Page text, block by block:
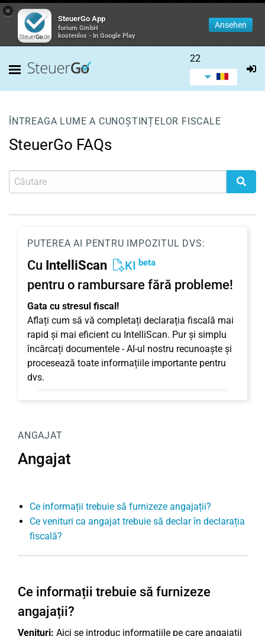
×
SteuerGo App
forium GmbH
kostenlos - In Google Play
Ansehen
22
ÎNTREAGA LUME A CUNOȘTINȚELOR FISCALE
SteuerGo FAQs
PUTEREA AI PENTRU IMPOZITUL DVS:
Cu IntelliScan KI beta
pentru o rambursare fără probleme!
Gata cu stresul fiscal!
Aflați cum să vă completați declarația fiscală mai
rapid și mai eficient cu IntelliScan. Pur și simplu
încărcați documentele - AI-ul nostru recunoaște și
procesează toate informațiile importante pentru
dvs.
ANGAJAT
Angajat
Ce informații trebuie să furnizeze angajații?
Ce venituri ca angajat trebuie să declar în declarația
fiscală?
Ce informații trebuie să furnizeze
angajații?
Venituri: Aici se introduc informațiile pe care angajații